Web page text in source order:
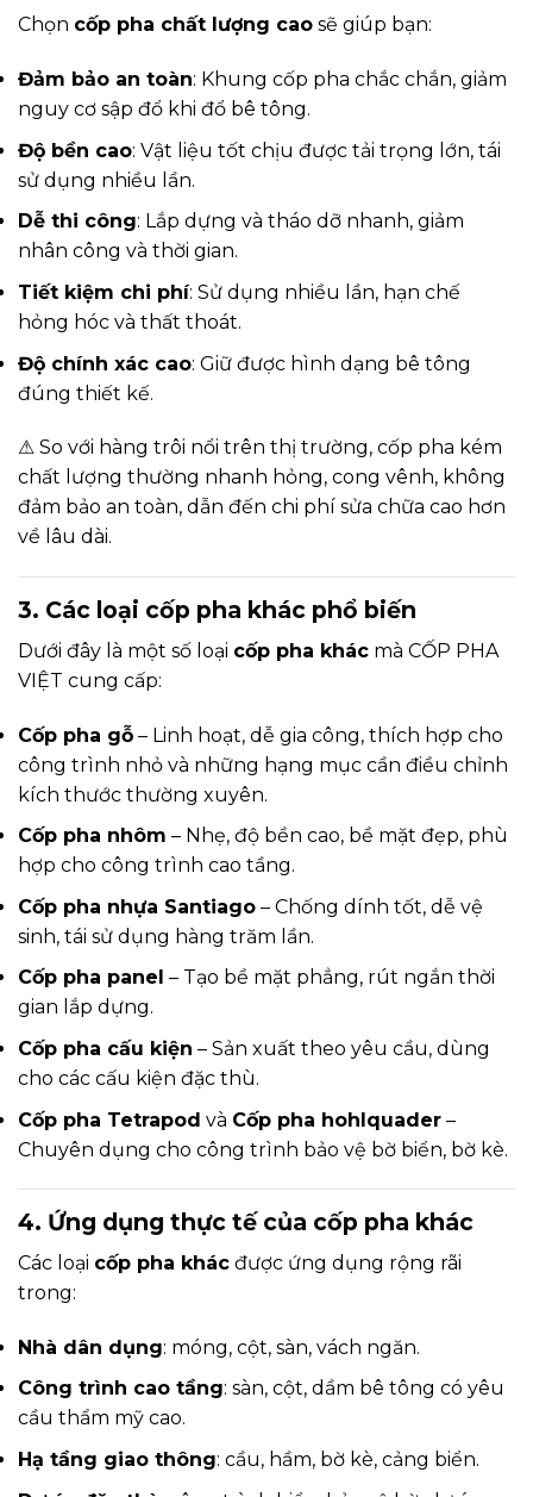
Chọn cốp pha chất lượng cao sẽ giúp bạn:
Đảm bảo an toàn: Khung cốp pha chắc chắn, giảm
nguy cơ sập đổ khi đổ bê tông.
Độ bền cao: Vật liệu tốt chịu được tải trọng lớn, tái
sử dụng nhiều lần.
Dễ thi công: Lắp dựng và tháo dỡ nhanh, giảm
nhân công và thời gian.
Tiết kiệm chi phí: Sử dụng nhiều lần, hạn chế
hỏng hóc và thất thoát.
Độ chính xác cao: Giữ được hình dạng bê tông
đúng thiết kế.
⚠ So với hàng trôi nổi trên thị trường, cốp pha kém
chất lượng thường nhanh hỏng, cong vênh, không
đảm bảo an toàn, dẫn đến chi phí sửa chữa cao hơn
về lâu dài.
3. Các loại cốp pha khác phổ biến
Dưới đây là một số loại cốp pha khác mà CỐP PHA
VIỆT cung cấp:
Cốp pha gỗ – Linh hoạt, dễ gia công, thích hợp cho
công trình nhỏ và những hạng mục cần điều chỉnh
kích thước thường xuyên.
Cốp pha nhôm – Nhẹ, độ bền cao, bề mặt đẹp, phù
hợp cho công trình cao tầng.
Cốp pha nhựa Santiago – Chống dính tốt, dễ vệ
sinh, tái sử dụng hàng trăm lần.
Cốp pha panel – Tạo bề mặt phẳng, rút ngắn thời
gian lắp dựng.
Cốp pha cấu kiện – Sản xuất theo yêu cầu, dùng
cho các cấu kiện đặc thù.
Cốp pha Tetrapod và Cốp pha hohlquader –
Chuyên dụng cho công trình bảo vệ bờ biển, bờ kè.
4. Ứng dụng thực tế của cốp pha khác
Các loại cốp pha khác được ứng dụng rộng rãi
trong:
Nhà dân dụng: móng, cột, sàn, vách ngăn.
Công trình cao tầng: sàn, cột, dầm bê tông có yêu
cầu thẩm mỹ cao.
Hạ tầng giao thông: cầu, hầm, bờ kè, cảng biển.